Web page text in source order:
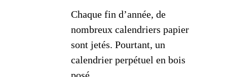
Chaque fin d’année, de
nombreux calendriers papier
sont jetés. Pourtant, un
calendrier perpétuel en bois